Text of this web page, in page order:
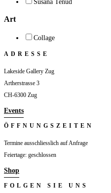
Susana Tenud
Art
Collage
ADRESSE
Lakeside Gallery Zug
Artherstrasse 3
CH-6300 Zug
Events
ÖFFNUNGSZEITEN
Termine ausschliesslich auf Anfrage
Feiertage: geschlossen
Shop
FOLGEN SIE UNS